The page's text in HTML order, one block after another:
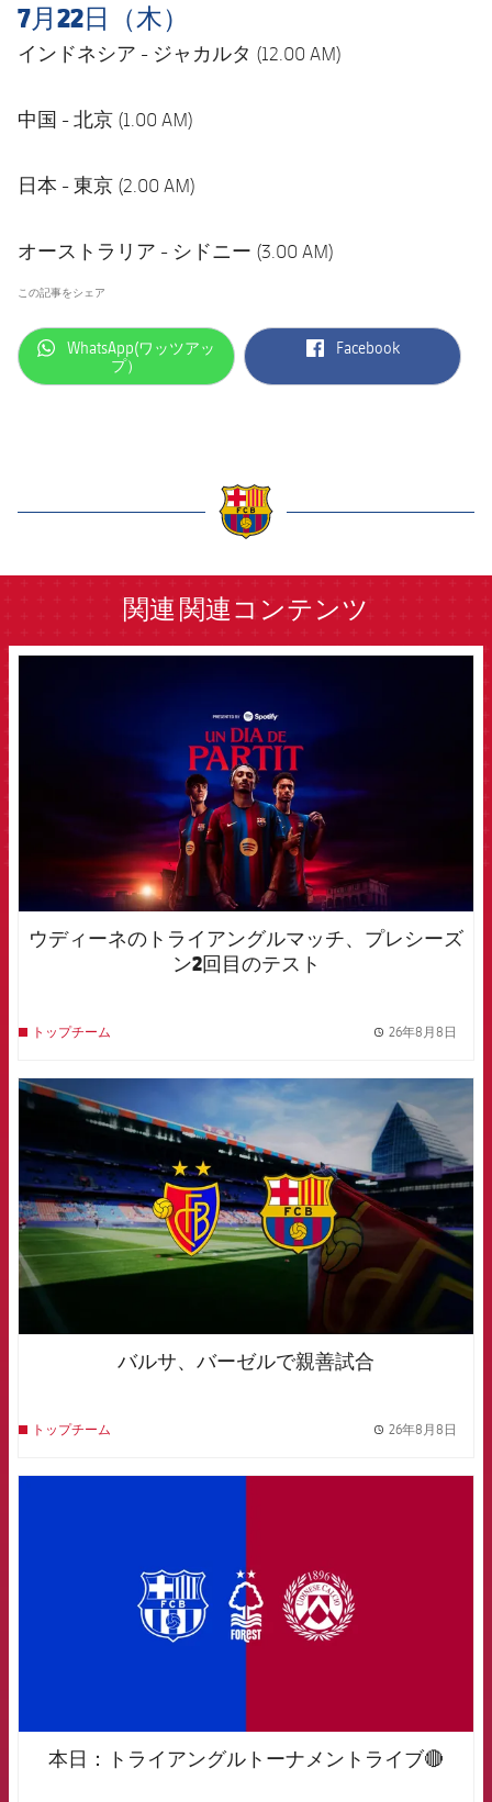
7月22日（木）
インドネシア - ジャカルタ (12.00 AM)
中国 - 北京 (1.00 AM)
日本 - 東京 (2.00 AM)
オーストラリア - シドニー (3.00 AM)
この記事をシェア
label.aria.whatsapp
WhatsApp(ワッツアッ
プ）
label.aria.facebook
Facebook
関連 関連コンテンツ
ウディーネのトライアングルマッチ、プレシーズ
ン2回目のテスト
トップチーム 26年8月8日
FCB Barcelona badge
バルサ、バーゼルで親善試合
トップチーム 26年8月8日
本日：トライアングルトーナメントライブ🔴